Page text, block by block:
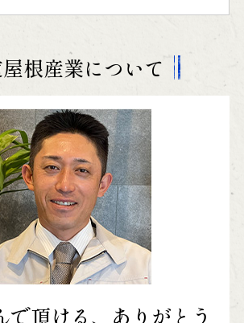
根産業について
で頂ける、ありがとう